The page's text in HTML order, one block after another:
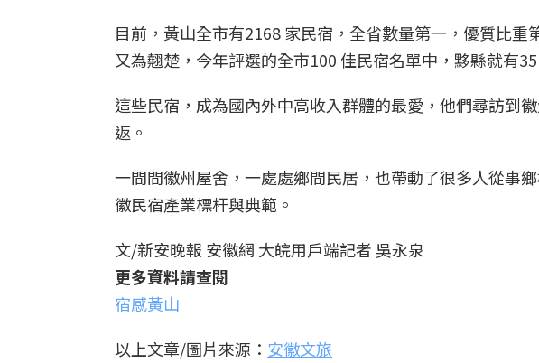
目前，黃山全市有2168 家民宿，全省數量第一，優質比
又為翹楚，今年評選的全市100 佳民宿名單中，黟縣就有35
這些民宿，成為國內外中高收入群體的最愛，他們尋訪到
返。
一間間徽州屋舍，一處處鄉間民居，也帶動了很多人從事
徽民宿產業標杆與典範。
文/新安晚報 安徽網 大皖用戶端記者 吳永泉
更多資料請查閱
宿感黃山
以上文章/圖片來源： 安徽文旅